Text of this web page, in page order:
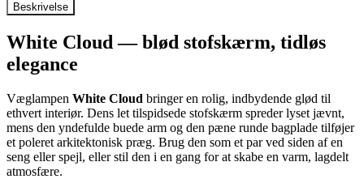
Beskrivelse
White Cloud — blød stofskærm, tidløs
elegance
Væglampen White Cloud bringer en rolig, indbydende glød til
ethvert interiør. Dens let tilspidsede stofskærm spreder lyset jævnt,
mens den yndefulde buede arm og den pæne runde bagplade tilføjer
et poleret arkitektonisk præg. Brug den som et par ved siden af en
seng eller spejl, eller stil den i en gang for at skabe en varm, lagdelt
atmosfære.